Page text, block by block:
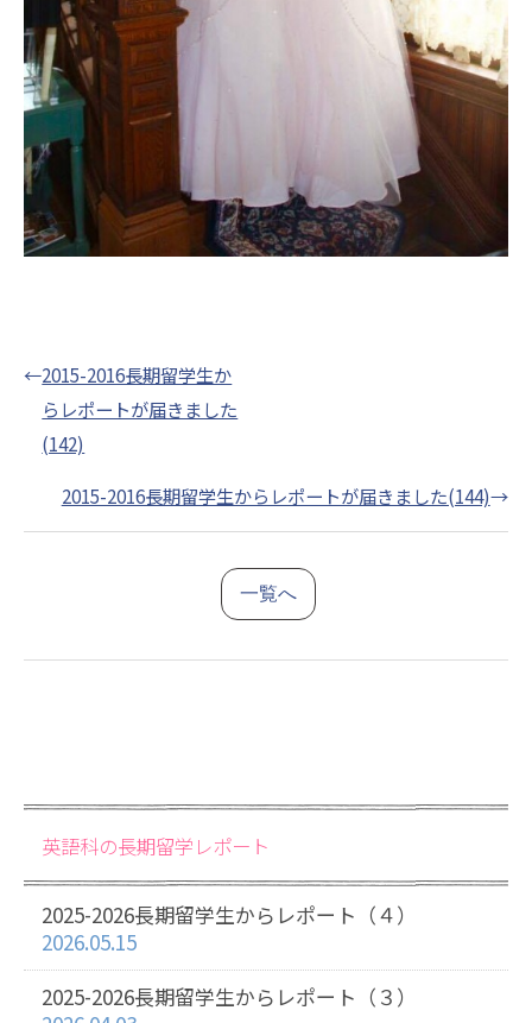
←2015-2016長期留学生か
らレポートが届きました
(142)
2015-2016長期留学生からレポートが届きました(144)→
一覧へ
英語科の長期留学レポート
2025-2026長期留学生からレポート（４）
2026.05.15
2025-2026長期留学生からレポート（３）